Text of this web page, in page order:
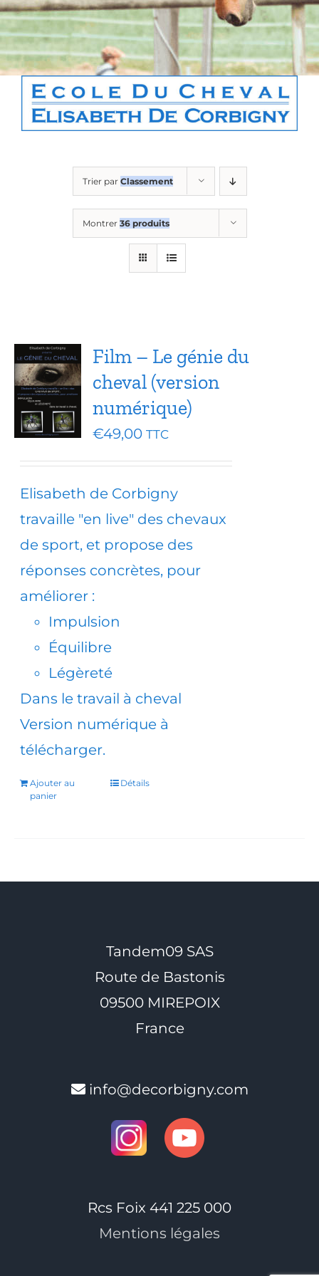
Boutique
Contact
Panier
Trier par Classement
Montrer 36 produits
Film – Le génie du
cheval (version
numérique)
€49,00 TTC
Elisabeth de Corbigny
travaille "en live" des chevaux
de sport, et propose des
réponses concrètes, pour
améliorer :
Impulsion
Équilibre
Légèreté
Dans le travail à cheval
Version numérique à
télécharger.
Ajouter au
panier
Détails
Tandem09 SAS
Route de Bastonis
09500 MIREPOIX
France
info@decorbigny.com
Rcs Foix 441 225 000
Mentions légales